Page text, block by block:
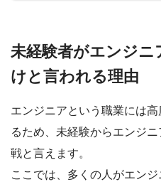
未経験者がエンジ
けと言われる理由
エンジニアという職業には
るため、未経験からエンジ
戦と言えます。
ここでは、 多くの人がエン